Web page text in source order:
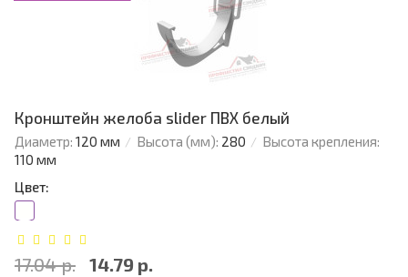
Кронштейн желоба slider ПВХ белый
Диаметр: 120 мм Высота (мм): 280
Высота крепления:
110 мм
Цвет:
17.04 р. 14.79 р.